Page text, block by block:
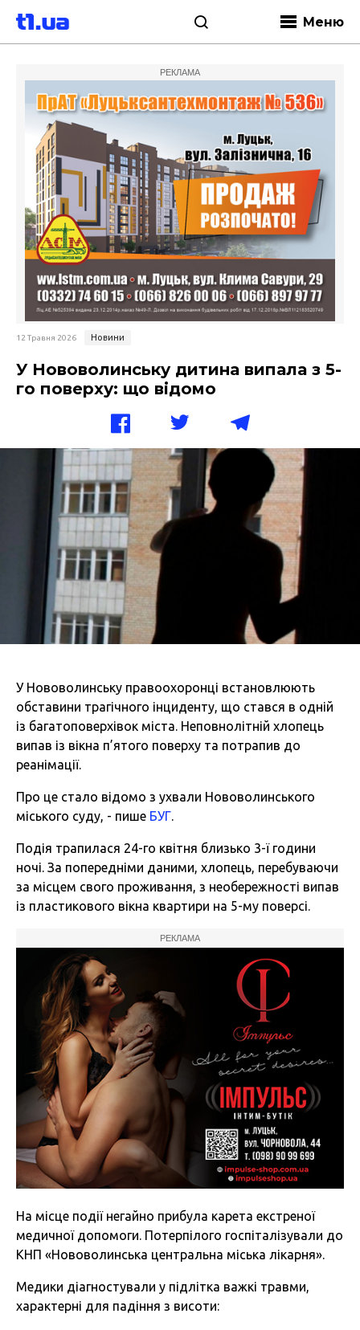
Меню
РЕКЛАМА
12 Травня 2026 Новини
У Нововолинську дитина випала з 5-
го поверху: що відомо
У Нововолинську правоохоронці встановлюють
обставини трагічного інциденту, що стався в одній
із багатоповерхівок міста. Неповнолітній хлопець
випав із вікна п’ятого поверху та потрапив до
реанімації.
Про це стало відомо з ухвали Нововолинського
міського суду, - пише БУГ.
Подія трапилася 24-го квітня близько 3-ї години
ночі. За попередніми даними, хлопець, перебуваючи
за місцем свого проживання, з необережності випав
із пластикового вікна квартири на 5-му поверсі.
РЕКЛАМА
На місце події негайно прибула карета екстреної
медичної допомоги. Потерпілого госпіталізували до
КНП «Нововолинська центральна міська лікарня».
Медики діагностували у підлітка важкі травми,
характерні для падіння з висоти: